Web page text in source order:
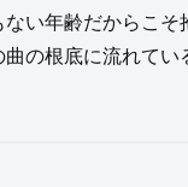
い年齢だからこそ
の根底に流れてい